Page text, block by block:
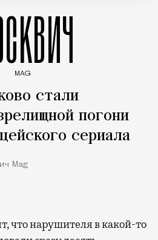
MAG
стали
погони
сериала
Mag